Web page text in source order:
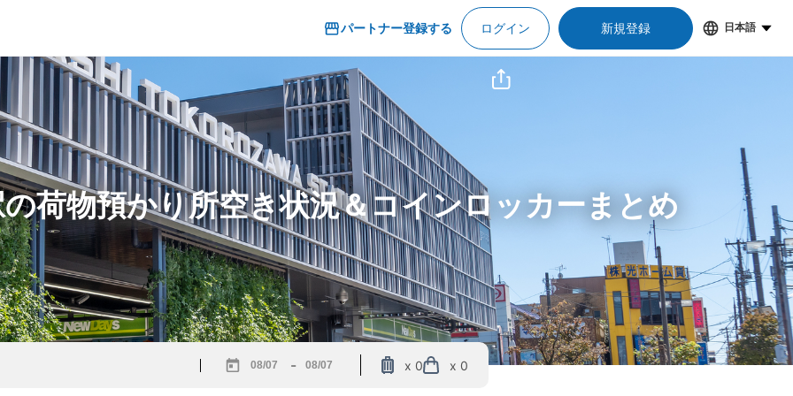
パートナー登録する ログイン 新規登録 日本語
荷物預かり所空き状況＆コインロッカーまとめ
-
x 0 x 0